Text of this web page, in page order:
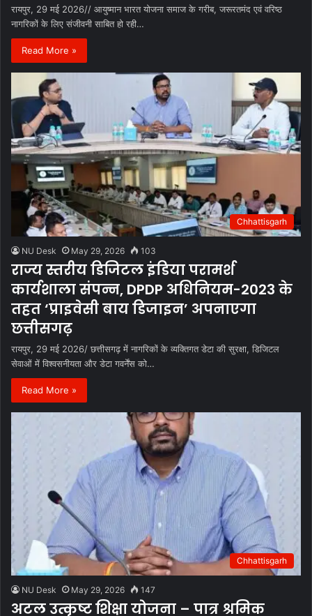
रायपुर, 29 मई 2026// आयुष्मान भारत योजना समाज के गरीब, जरूरतमंद एवं वरिष्ठ
नागरिकों के लिए संजीवनी साबित हो रही…
Read More »
Chhattisgarh
NU Desk May 29, 2026 103
राज्य स्तरीय डिजिटल इंडिया परामर्श
कार्यशाला संपन्न, DPDP अधिनियम-2023 के
तहत ‘प्राइवेसी बाय डिजाइन’ अपनाएगा
छत्तीसगढ़
रायपुर, 29 मई 2026/ छत्तीसगढ़ में नागरिकों के व्यक्तिगत डेटा की सुरक्षा, डिजिटल
सेवाओं में विश्वसनीयता और डेटा गवर्नेंस को…
Read More »
Chhattisgarh
NU Desk May 29, 2026 147
अटल उत्कृष्ट शिक्षा योजना – पात्र श्रमिक